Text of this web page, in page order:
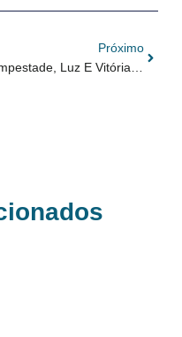
Próximo